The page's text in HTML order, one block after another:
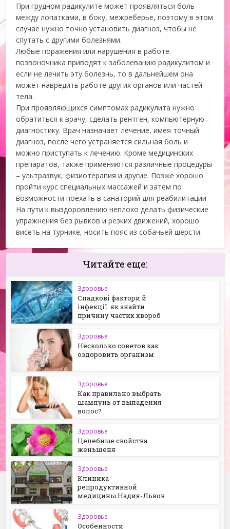
При грудном радикулите может проявляться боль
между лопатками, в боку, межреберье, поэтому в этом
случае нужно точно установить диагноз, чтобы не
спутать с другими болезнями.
Любые поражения или нарушения в работе
позвоночника приводят к заболеванию радикулитом и
если не лечить эту болезнь, то в дальнейшем она
может навредить работе других органов или частей
тела.
При проявляющихся симптомах радикулита нужно
обратиться к врачу, сделать рентген, компьютерную
диагностику. Врач назначает лечение, имея точный
диагноз, после чего устраняется сильная боль и
можно приступать к лечению. Кроме медицинских
препаратов, также применяются различные процедуры
– ультразвук, физиотерапия и другие. Позже хорошо
пройти курс специальных массажей и затем по
возможности поехать в санаторий для реабилитации
На пути к выздоровлению неплохо делать физические
упражнения без рывков и резких движений, хорошо
висеть на турнике, носить пояс из собачьей шерсти.
Читайте еще:
Здоровье
Спадкові фактори й
інфекції: як знайти
причину частих хвороб
Здоровье
Несколько советов как
оздоровить организм
Здоровье
Как правильно выбрать
шампунь от выпадения
волос?
Здоровье
Целебные свойства
женьшеня
Здоровье
Клиника
репродуктивной
медицины Надия-Львов
Здоровье
Особенности